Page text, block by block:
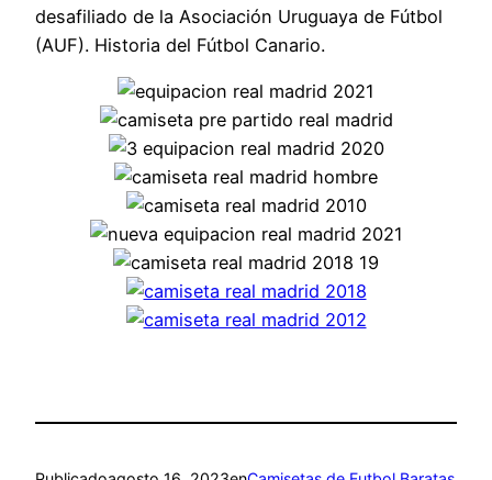
desafiliado de la Asociación Uruguaya de Fútbol
(AUF). Historia del Fútbol Canario.